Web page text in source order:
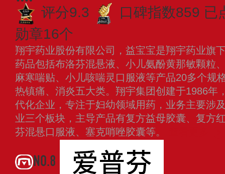
评分9.3
口碑指数859 已
勋章16个
翔宇药业股份有限公司，益宝宝是翔宇药业旗
药品包括布洛芬混悬液、小儿氨酚黄那敏颗粒
麻寒喘贴、小儿咳喘灵口服液等产品20多个规
热镇痛、消炎五大类。翔宇集团创建于1986年
代化企业，专注于妇幼领域用药，业务主要涉
业三个板块，主导产品有复方益母胶囊、复方
芬混悬口服液、塞克哨唑胶囊等。
NO.8